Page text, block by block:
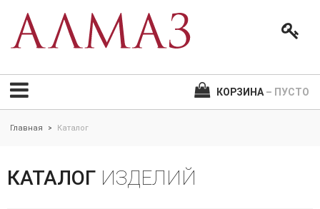
КОРЗИНА – ПУСТО
Главная > Каталог
КАТАЛОГ ИЗДЕЛИЙ